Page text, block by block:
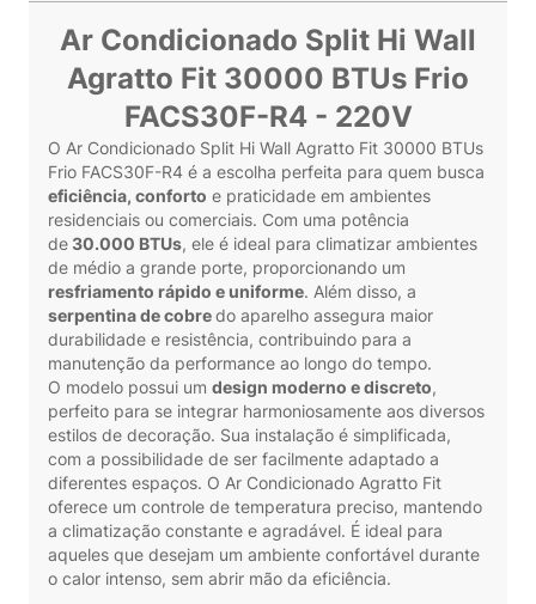
Ar Condicionado Split Hi Wall
Agratto Fit 30000 BTUs Frio
FACS30F-R4 - 220V
O Ar Condicionado Split Hi Wall Agratto Fit 30000 BTUs
Frio FACS30F-R4 é a escolha perfeita para quem busca
eficiência, conforto e praticidade em ambientes
residenciais ou comerciais. Com uma potência
de30.000 BTUs, ele é ideal para climatizar ambientes
de médio a grande porte, proporcionando um
resfriamento rápido e uniforme. Além disso, a
serpentina de cobredo aparelho assegura maior
durabilidade e resistência, contribuindo para a
manutenção da performance ao longo do tempo.
O modelo possui um design moderno e discreto,
perfeito para se integrar harmoniosamente aos diversos
estilos de decoração. Sua instalação é simplificada,
com a possibilidade de ser facilmente adaptado a
diferentes espaços. O Ar Condicionado Agratto Fit
oferece um controle de temperatura preciso, mantendo
a climatização constante e agradável. É ideal para
aqueles que desejam um ambiente confortável durante
o calor intenso, sem abrir mão da eficiência.